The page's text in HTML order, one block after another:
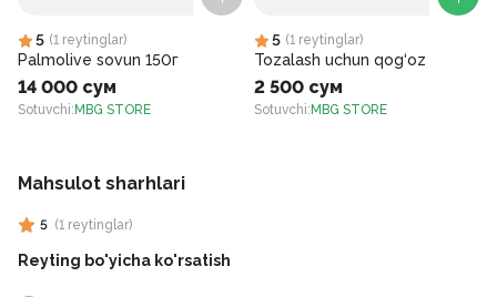
5 (1 reytinglar)
Palmolive sovun 150г
14 000 сум
Sotuvchi: MBG STORE
5 (1 reytinglar)
Tozalash uchun qog‘oz
2 500 сум
Sotuvchi: MBG STORE
Mahsulot sharhlari
5 (1 reytinglar)
Reyting bo'yicha ko'rsatish